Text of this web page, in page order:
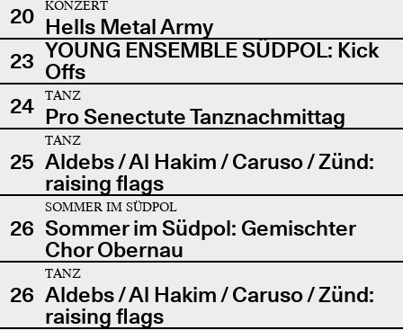
20
KONZERT
Hells Metal Army
23 YOUNG ENSEMBLE SÜDPOL: Kick
Offs
24
TANZ
Pro Senectute Tanznachmittag
25
TANZ
Aldebs / Al Hakim / Caruso / Zünd:
raising flags
26
SOMMER IM SÜDPOL
Sommer im Südpol: Gemischter
Chor Obernau
26
TANZ
Aldebs / Al Hakim / Caruso / Zünd:
raising flags